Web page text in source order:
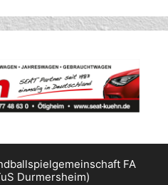
FA
Durmersheim)